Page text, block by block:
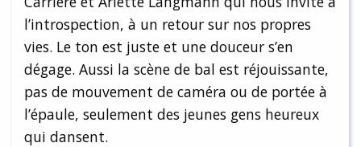
l’introspection, à un retour sur nos propres
vies. Le ton est juste et une douceur s’en
dégage. Aussi la scène de bal est réjouissante,
pas de mouvement de caméra ou de portée à
l’épaule, seulement des jeunes gens heureux
qui dansent.